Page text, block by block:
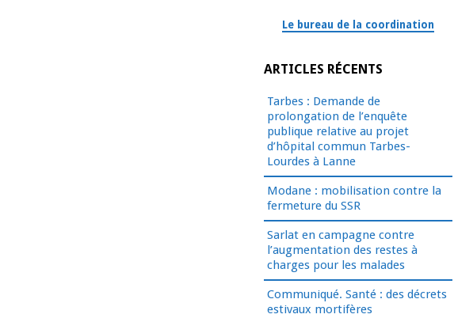
Le bureau de la coordination
ARTICLES RÉCENTS
Tarbes : Demande de
prolongation de l’enquête
publique relative au projet
d’hôpital commun Tarbes-
Lourdes à Lanne
Modane : mobilisation contre la
fermeture du SSR
Sarlat en campagne contre
l’augmentation des restes à
charges pour les malades
Communiqué. Santé : des décrets
estivaux mortifères